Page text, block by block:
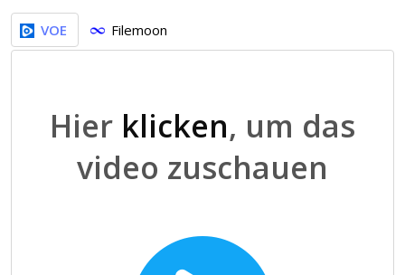
VOE Filemoon
Hier klicken, um das
video zuschauen